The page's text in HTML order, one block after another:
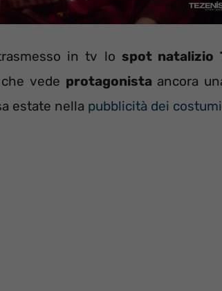
in tv lo spot natalizio
vede protagonista ancora
estate nella pubblicità dei costumi